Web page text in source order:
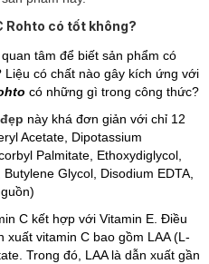
Rohto có tốt không?
tâm để biết sản phẩm có
có chất nào gây kích ứng với
có những gì trong công thức?
này khá đơn giản với chỉ 12
Acetate, Dipotassium
Palmitate, Ethoxydiglycol,
Glycol, Disodium EDTA,
C kết hợp với Vitamin E. Điều
vitamin C bao gồm LAA (L-
Trong đó, LAA là dẫn xuất gần